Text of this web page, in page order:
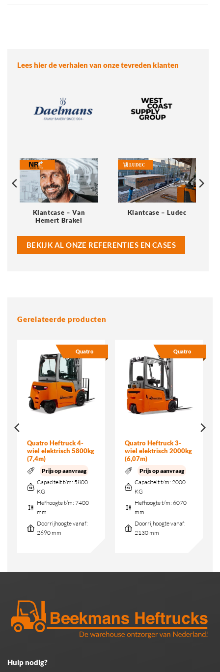
Lees hier de verhalen van onze tevreden klanten
Klantcase – Van
Hemert Brakel
Klantcase – Ludec
BEKIJK AL ONZE REFERENTIES EN CASES
Gerelateerde producten
Quatro
Quatro Heftruck 4-
wiel elektrisch 5800kg
(7,4m)
Prijs op aanvraag
Capaciteit t/m: 5800
KG
Hefhoogte t/m: 7400
mm
Doorrijhoogte vanaf:
2690 mm
Quatro
Quatro Heftruck 3-
wiel elektrisch 2000kg
(6,07m)
Prijs op aanvraag
Capaciteit t/m: 2000
KG
Hefhoogte t/m: 6070
mm
Doorrijhoogte vanaf:
2130 mm
Hulp nodig?